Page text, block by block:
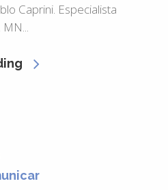
Caprini. Especialista